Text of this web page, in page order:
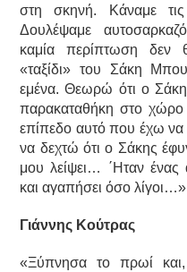
στη σκηνή. Κάναμε
Δουλέψαμε
καμία περίπτωση δεν
«ταξίδι» του Σάκη
εμένα. Θεωρώ ότι ο
παρακαταθήκη στο
επίπεδο αυτό που έχω
να δεχτώ ότι ο Σάκης
μου λείψει… ΄Ηταν
και αγαπήσει όσο λίγοι…»
Γιάννης Κούτρας
«Ξύπνησα το πρωί